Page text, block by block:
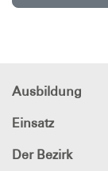
Ausbildung
Einsatz
Der Bezirk